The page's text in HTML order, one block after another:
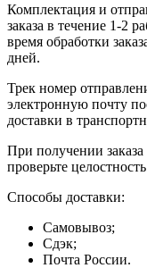
Комплектация и
заказа в течение 1-2
время обработки
дней.
Трек номер
электронную почту
доставки в
При получении
проверьте
Способы доставки:
Самовывоз;
Сдэк;
Почта России.